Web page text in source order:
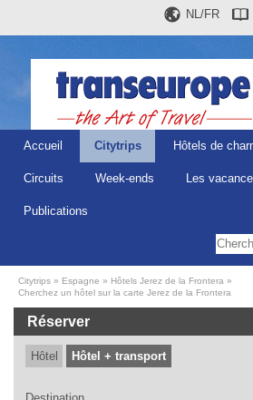
NL/FR
Accueil Citytrips Hôtels de
Circuits Week-ends Les
Publications
Citytrips Espagne
Hôtels Jerez de la Frontera
Cherchez un hôtel sur la carte Jerez de la Frontera
Réserver
Hôtel Hôtel + transport